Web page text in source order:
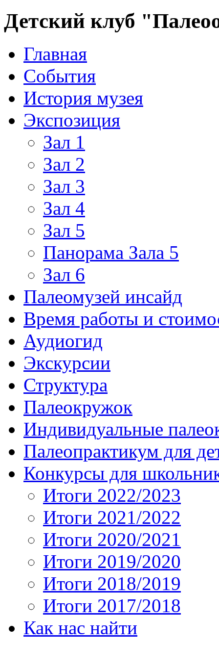
Детский клуб
Главная
События
История музея
Экспозиция
Зал 1
Зал 2
Зал 3
Зал 4
Зал 5
Панорама Зала 5
Зал 6
Палеомузей инсайд
Время работы и
Аудиогид
Экскурсии
Структура
Палеокружок
Индивидуальные
Палеопрактикум для
Конкурсы для
Итоги 2022/2023
Итоги 2021/2022
Итоги 2020/2021
Итоги 2019/2020
Итоги 2018/2019
Итоги 2017/2018
Как нас найти